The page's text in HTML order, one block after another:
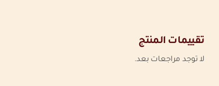
تقييمات المنتج
لا توجد مراجعات بعد.